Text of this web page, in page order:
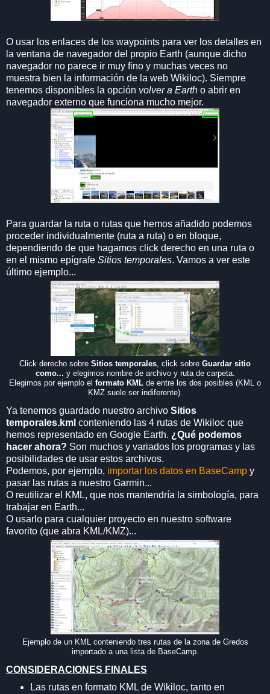
O usar los enlaces de los waypoints para ver los detalles en
la ventana de navegador del propio Earth (aunque dicho
navegador no parece ir muy fino y muchas veces no
muestra bien la información de la web Wikiloc). Siempre
tenemos disponibles la opción volver a Earth o abrir en
navegador externo que funciona mucho mejor.
Para guardar la ruta o rutas que hemos añadido podemos
proceder individualmente (ruta a ruta) o en bloque,
dependiendo de que hagamos click derecho en una ruta o
en el mismo epígrafe Sitios temporales. Vamos a ver este
último ejemplo...
Click derecho sobre Sitios temporales, click sobre Guardar sitio
como... y elegimos nombre de archivo y ruta de carpeta.
Elegimos por ejemplo el formato KML de entre los dos posibles (KML o
KMZ suele ser indiferente).
Ya tenemos guardado nuestro archivo Sitios
temporales.kml conteniendo las 4 rutas de Wikiloc que
hemos representado en Google Earth. ¿Qué podemos
hacer ahora? Son muchos y variados los programas y las
posibilidades de usar estos archivos.
Podemos, por ejemplo, importar los datos en BaseCamp y
pasar las rutas a nuestro Garmin...
O reutilizar el KML, que nos mantendría la simbología, para
trabajar en Earth...
O usarlo para cualquier proyecto en nuestro software
favorito (que abra KML/KMZ)...
Ejemplo de un KML conteniendo tres rutas de la zona de Gredos
importado a una lista de BaseCamp.
CONSIDERACIONES FINALES
Las rutas en formato KML de Wikiloc, tanto en